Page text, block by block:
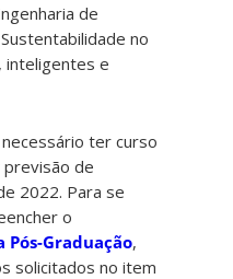
de
no
e
ter curso
de
2022. Para se
o
Graduação,
solicitados no item